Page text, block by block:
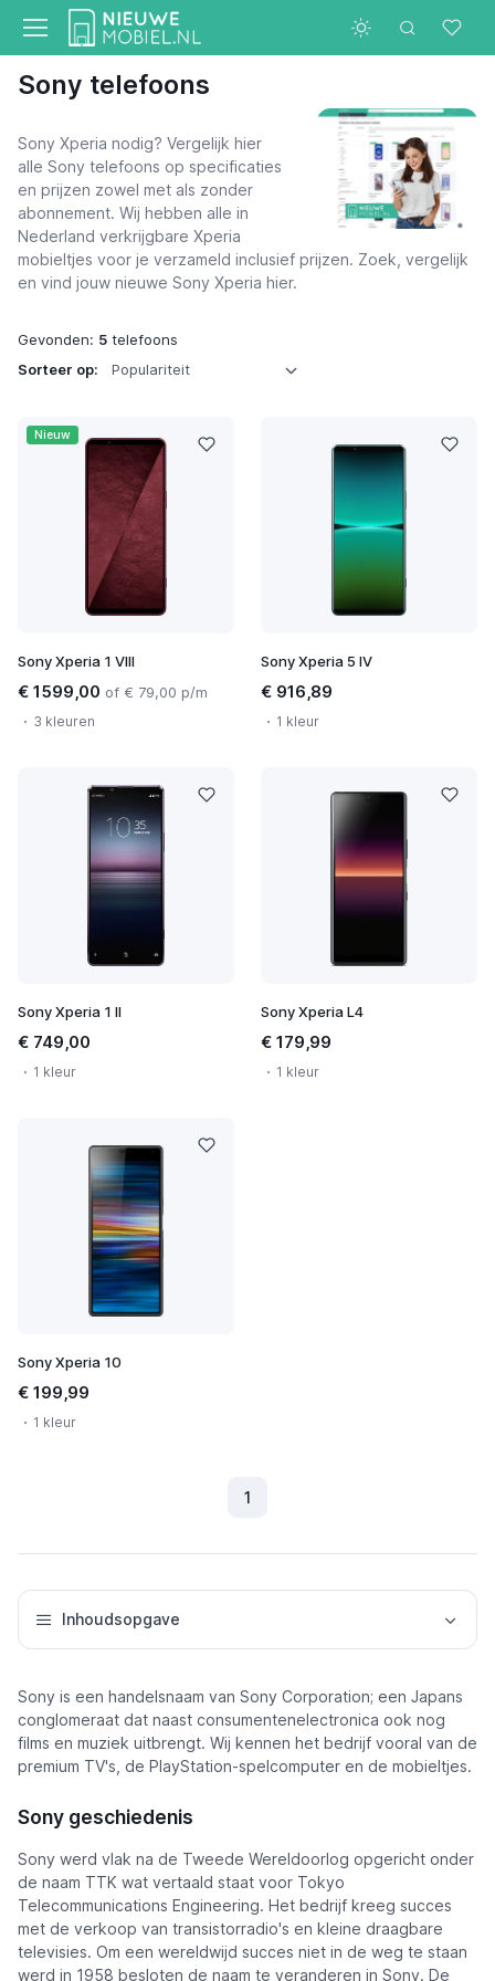
Sony telefoons
Sony Xperia nodig? Vergelijk hier
alle Sony telefoons op specificaties
en prijzen zowel met als zonder
abonnement. Wij hebben alle in
Nederland verkrijgbare Xperia
mobieltjes voor je verzameld inclusief prijzen. Zoek, vergelijk
en vind jouw nieuwe Sony Xperia hier.
Gevonden: 5 telefoons
Sorteer op:
Nieuw
Sony Xperia 1 VIII
€ 1599,00 of € 79,00 p/m
3 kleuren
Sony Xperia 5 IV
€ 916,89
1 kleur
Sony Xperia 1 II
€ 749,00
1 kleur
Sony Xperia L4
€ 179,99
1 kleur
Sony Xperia 10
€ 199,99
1 kleur
1
Inhoudsopgave
Sony is een handelsnaam van Sony Corporation; een Japans
conglomeraat dat naast consumentenelectronica ook nog
films en muziek uitbrengt. Wij kennen het bedrijf vooral van de
premium TV's, de PlayStation-spelcomputer en de mobieltjes.
Sony geschiedenis
Sony werd vlak na de Tweede Wereldoorlog opgericht onder
de naam TTK wat vertaald staat voor Tokyo
Telecommunications Engineering. Het bedrijf kreeg succes
met de verkoop van transistorradio's en kleine draagbare
televisies. Om een wereldwijd succes niet in de weg te staan
werd in 1958 besloten de naam te veranderen in Sony. De